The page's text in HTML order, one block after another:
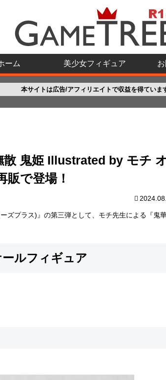
ーム 美少女フィギュア
本サイトは広告/アフィリエイトで収益を得ていま
散 鬼姫 Illustrated by モチ
で登場！
ズプラス)』の第三弾として、モチ先生による『鬼
ルフィギュア